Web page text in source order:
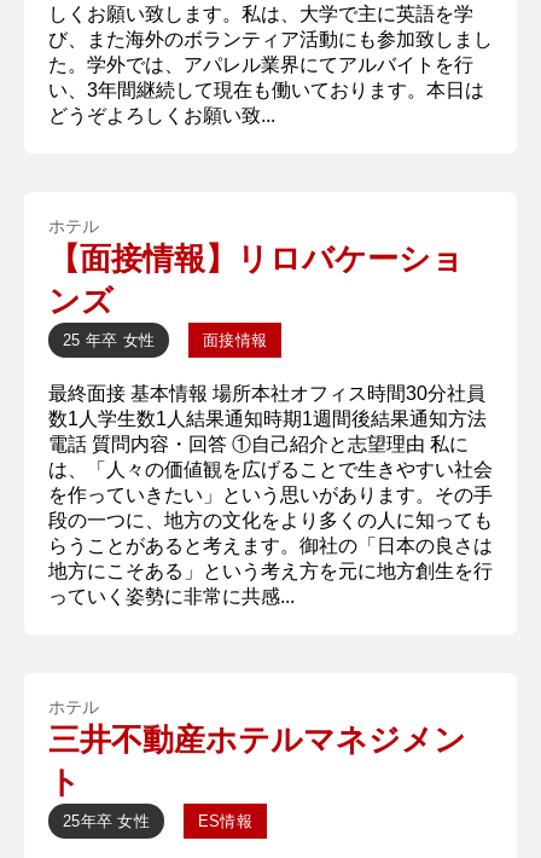
しくお願い致します。私は、大学で主に英語を学
び、また海外のボランティア活動にも参加致しまし
た。学外では、アパレル業界にてアルバイトを行
い、3年間継続して現在も働いております。本日は
どうぞよろしくお願い致...
ホテル
【面接情報】リロバケーショ
ンズ
25 年卒 女性 面接情報
最終面接 基本情報 場所本社オフィス時間30分社員
数1人学生数1人結果通知時期1週間後結果通知方法
電話 質問内容・回答 ①自己紹介と志望理由 私に
は、「人々の価値観を広げることで生きやすい社会
を作っていきたい」という思いがあります。その手
段の一つに、地方の文化をより多くの人に知っても
らうことがあると考えます。御社の「日本の良さは
地方にこそある」という考え方を元に地方創生を行
っていく姿勢に非常に共感...
ホテル
三井不動産ホテルマネジメン
ト
25年卒 女性 ES情報